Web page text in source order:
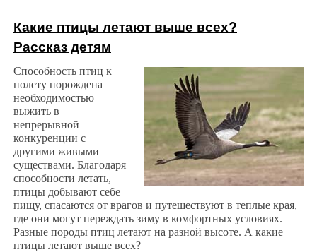
Какие птицы летают выше всех?
Рассказ детям
Способность птиц к
полету порождена
необходимостью
выжить в
непрерывной
конкуренции с
другими живыми
существами. Благодаря
способности летать,
птицы добывают себе
пищу, спасаются от врагов и путешествуют в теплые края,
где они могут переждать зиму в комфортных условиях.
Разные породы птиц летают на разной высоте. А какие
птицы летают выше всех?